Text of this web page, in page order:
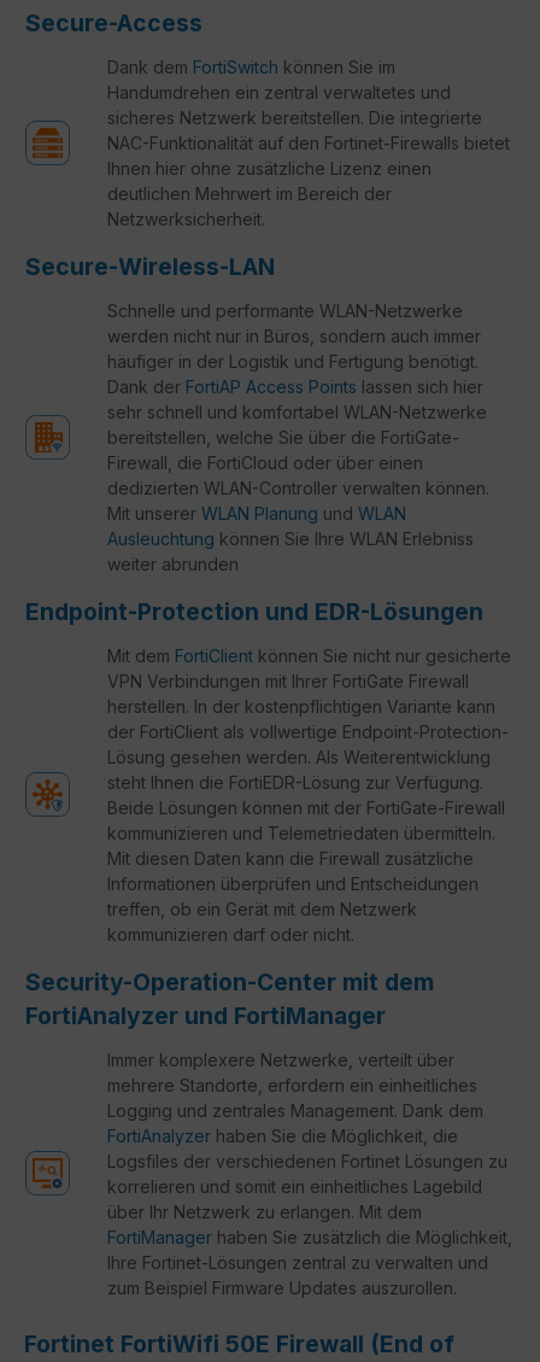
Secure-Access
Dank dem FortiSwitch können Sie im
Handumdrehen ein zentral verwaltetes und
sicheres Netzwerk bereitstellen. Die integrierte
NAC-Funktionalität auf den Fortinet-Firewalls bietet
Ihnen hier ohne zusätzliche Lizenz einen
deutlichen Mehrwert im Bereich der
Netzwerksicherheit.
Secure-Wireless-LAN
Schnelle und performante WLAN-Netzwerke
werden nicht nur in Büros, sondern auch immer
häufiger in der Logistik und Fertigung benötigt.
Dank der FortiAP Access Points lassen sich hier
sehr schnell und komfortabel WLAN-Netzwerke
bereitstellen, welche Sie über die FortiGate-
Firewall, die FortiCloud oder über einen
dedizierten WLAN-Controller verwalten können.
Mit unserer WLAN Planung und WLAN
Ausleuchtung können Sie Ihre WLAN Erlebniss
weiter abrunden
Endpoint-Protection und EDR-Lösungen
Mit dem FortiClient können Sie nicht nur gesicherte
VPN Verbindungen mit Ihrer FortiGate Firewall
herstellen. In der kostenpflichtigen Variante kann
der FortiClient als vollwertige Endpoint-Protection-
Lösung gesehen werden. Als Weiterentwicklung
steht Ihnen die FortiEDR-Lösung zur Verfügung.
Beide Lösungen können mit der FortiGate-Firewall
kommunizieren und Telemetriedaten übermitteln.
Mit diesen Daten kann die Firewall zusätzliche
Informationen überprüfen und Entscheidungen
treffen, ob ein Gerät mit dem Netzwerk
kommunizieren darf oder nicht.
Security-Operation-Center mit dem
FortiAnalyzer und FortiManager
Immer komplexere Netzwerke, verteilt über
mehrere Standorte, erfordern ein einheitliches
Logging und zentrales Management. Dank dem
FortiAnalyzer haben Sie die Möglichkeit, die
Logsfiles der verschiedenen Fortinet Lösungen zu
korrelieren und somit ein einheitliches Lagebild
über Ihr Netzwerk zu erlangen. Mit dem
FortiManager haben Sie zusätzlich die Möglichkeit,
Ihre Fortinet-Lösungen zentral zu verwalten und
zum Beispiel Firmware Updates auszurollen.
Fortinet FortiWifi 50E Firewall (End of